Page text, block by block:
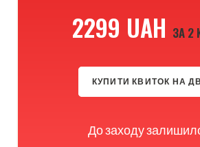
2299 UAH ЗА 2
КУПИТИ КВИТОК НА
До заходу